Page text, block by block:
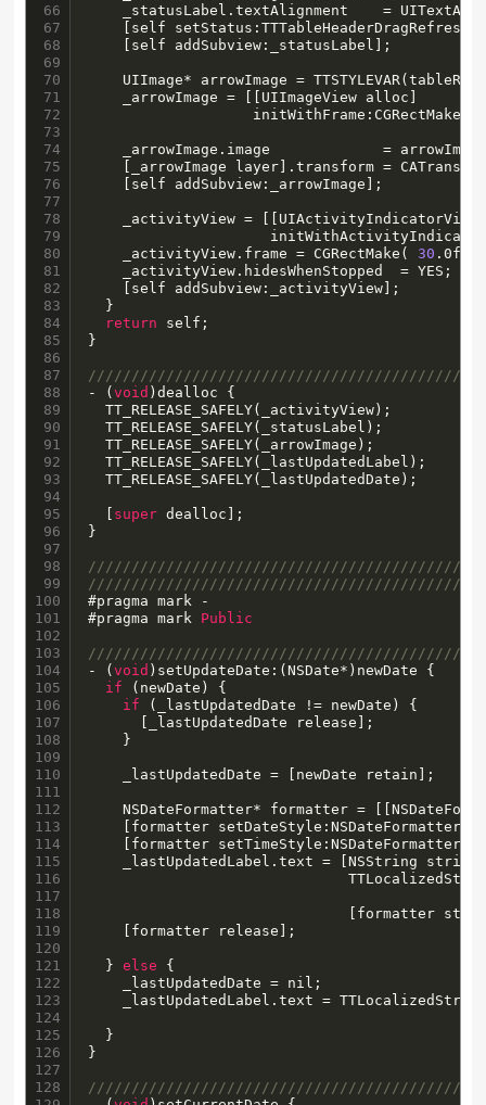
66
67
68
69
70
71
72
73
74
75
76
77
78
79
80
81
82
83
84
85
86
87
88
89
90
91
92
93
94
95
96
97
98
99
100
101
102
103
104
105
106
107
108
109
110
111
112
113
114
115
116
117
118
119
120
121
122
123
124
125
126
127
128
_statusLabel.textAlignment    =
[self
    [self addSubview:_statusLabel];
UIImage* arrowImage =
    _arrowImage = [[UIImageView alloc]
                   initWithFrame:CGRectMake(
_arrowImage.image             =
[_arrowImage layer].transform =
    [self addSubview:_arrowImage];
_activityView = [[UIActivityIndicatorView
    _activityView.frame = CGRectMake(
30 .0f,
    _activityView.hidesWhenStopped  = YES;
    [self addSubview:_activityView];
  }
return self;
}
- (void )dealloc {
  TT_RELEASE_SAFELY(_activityView);
  TT_RELEASE_SAFELY(_statusLabel);
  TT_RELEASE_SAFELY(_arrowImage);
  TT_RELEASE_SAFELY(_lastUpdatedLabel);
  TT_RELEASE_SAFELY(_lastUpdatedDate);
super dealloc];
}
#pragma mark -
#pragma mark Public
- (void )setUpdateDate:(NSDate*)newDate {
if (newDate) {
if (_lastUpdatedDate != newDate) {
      [_lastUpdatedDate release];
    }
    _lastUpdatedDate = [newDate retain];
NSDateFormatter* formatter =
[formatter
[formatter
_lastUpdatedLabel.text = [NSString
[formatter
    [formatter release];
  }
else {
    _lastUpdatedDate = nil;
_lastUpdatedLabel.text =
  }
}